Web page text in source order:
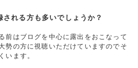
れる方も多いでしょうか？
前はブログを中心に露出をおこなって
勢の方に視聴いただけていますのでそ
います。